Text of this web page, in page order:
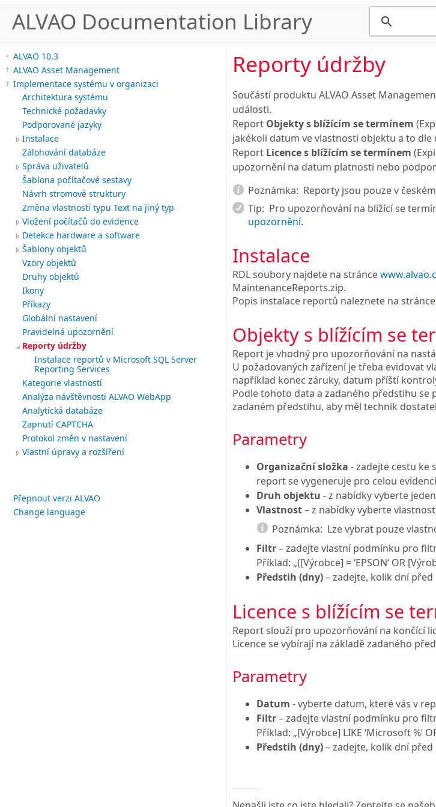
ALVAO Documentation Library
ALVAO 10.3
ALVAO Asset Management
Implementace systému v organizaci
Architektura systému
Technické požadavky
Podporované jazyky
Instalace
Zálohování databáze
Správa uživatelů
Šablona počítačové sestavy
Návrh stromové struktury
Změna vlastnosti typu Text na jiný typ
Vložení počítačů do evidence
Detekce hardware a software
Šablony objektů
Vzory objektů
Druhy objektů
Ikony
Příkazy
Globální nastavení
Pravidelná upozornění
Reporty údržby
Instalace reportů v Microsoft SQL Server
Reporting Services
Kategorie vlastností
Analýza návštěvnosti ALVAO WebApp
Analytická databáze
Zapnutí CAPTCHA
Protokol změn v nastavení
Vlastní úpravy a rozšíření
Přepnout verzi ALVAO
Change language
Reporty údržby
Součástí produktu ALVAO Asset
události.
Report Objekty s blížícím se termínem
jakékoli datum ve vlastnosti objektu a to
Report Licence s blížícím se termínem
upozornění na datum platnosti nebo
Poznámka: Reporty jsou pouze v
Tip: Pro upozorňování na blížící se
upozornění.
Instalace
RDL soubory najdete na stránce
MaintenanceReports.zip.
Popis instalace reportů naleznete na stránce
Objekty s blížícím se
Report je vhodný pro upozorňování na
U požadovaných zařízení je třeba evidovat
například konec záruky, datum příští
Podle tohoto data a zadaného předstihu
zadaném předstihu, aby měl technik
Parametry
Organizační složka - zadejte cestu ke
report se vygeneruje pro celou
Druh objektu - z nabídky vyberte
Vlastnost– z nabídky vyberte
Poznámka: Lze vybrat pouze
Filtr– zadejte vlastní podmínku pro
Příklad: „([Výrobce] = ‘EPSON‘ OR
Předstih (dny)– zadejte, kolik dní
Licence s blížícím se
Report slouží pro upozorňování na končící
Licence se vybírají na základě zadaného
Parametry
Datum - vyberte datum, které vás v
Filtr– zadejte vlastní podmínku pro
Příklad: „[Výrobce] LIKE ‘Microsoft %‘
Předstih (dny)– zadejte, kolik dní